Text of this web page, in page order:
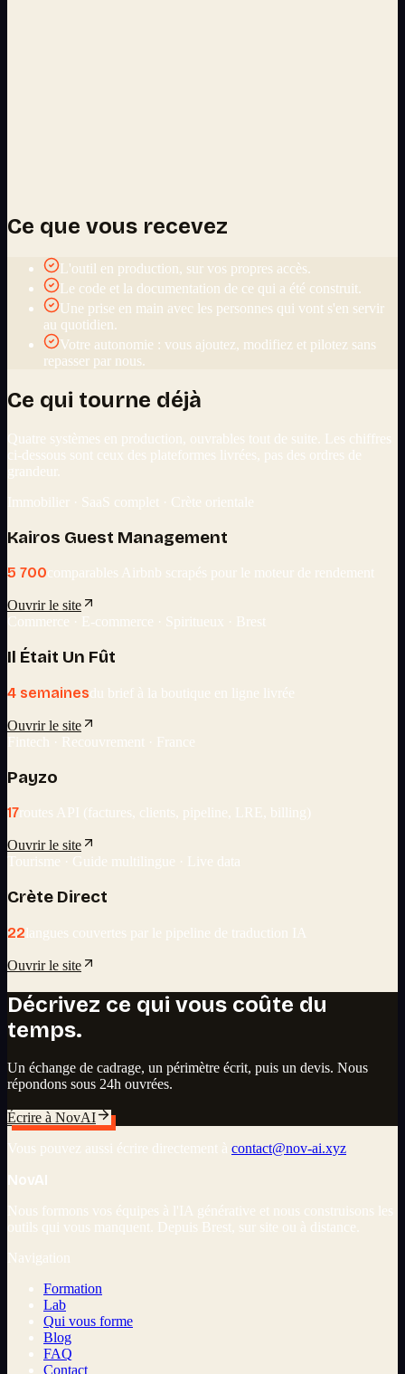
Ce que vous recevez
L'outil en production, sur vos propres accès.
Le code et la documentation de ce qui a été construit.
Une prise en main avec les personnes qui vont s'en servir
au quotidien.
Votre autonomie : vous ajoutez, modifiez et pilotez sans
repasser par nous.
Ce qui tourne déjà
Quatre systèmes en production, ouvrables tout de suite. Les chiffres
ci-dessous sont ceux des plateformes livrées, pas des ordres de
grandeur.
Immobilier · SaaS complet · Crète orientale
Kairos Guest Management
5 700comparables Airbnb scrapés pour le moteur de rendement
Ouvrir le site
Commerce · E-commerce · Spiritueux · Brest
Il Était Un Fût
4 semainesdu brief à la boutique en ligne livrée
Ouvrir le site
Fintech · Recouvrement · France
Payzo
17routes API (factures, clients, pipeline, LRE, billing)
Ouvrir le site
Tourisme · Guide multilingue · Live data
Crète Direct
22langues couvertes par le pipeline de traduction IA
Ouvrir le site
Décrivez ce qui vous coûte du
temps.
Un échange de cadrage, un périmètre écrit, puis un devis. Nous
répondons sous 24h ouvrées.
Écrire à NovAI
Vous pouvez aussi écrire directement à contact@nov-ai.xyz
NovAI
Nous formons vos équipes à l'IA générative et nous construisons les
outils qui vous manquent. Depuis Brest, sur site ou à distance.
Navigation
Formation
Lab
Qui vous forme
Blog
FAQ
Contact